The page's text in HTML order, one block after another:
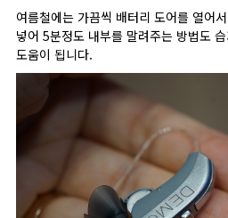
여름철에는 가끔씩 배터리 도어를 열어
넣어 5분정도 내부를 말려주는 방법도
도움이 됩니다.